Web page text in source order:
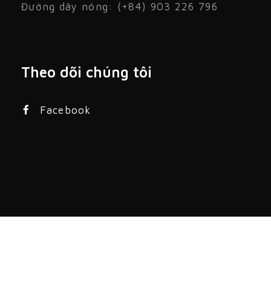
Đường dây nóng: (+84) 903 226 796
Theo dõi chúng tôi
Facebook